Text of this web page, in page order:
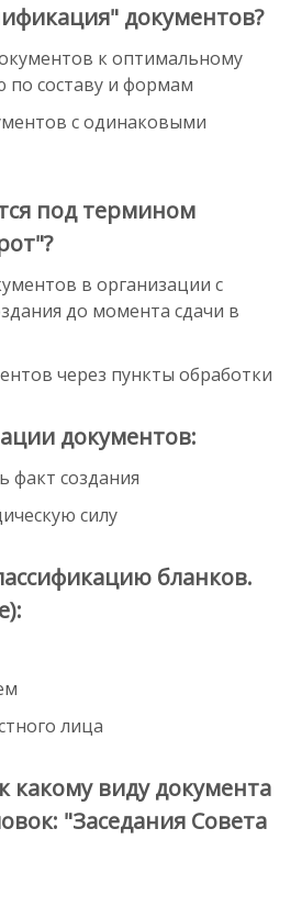
документов?
к оптимальному
по составу и формам
с одинаковыми
под термином
в организации с
до момента сдачи в
через пункты обработки
документов:
факт создания
силу
бланков.
лица
какому виду документа
"Заседания Совета